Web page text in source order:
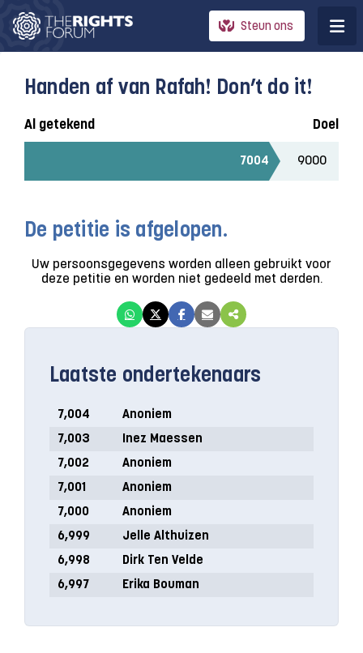
Steun ons
Handen af van Rafah! Don’t do it!
Al getekend Doel
7004
De petitie is afgelopen.
Uw persoonsgegevens worden alleen gebruikt voor
deze petitie en worden niet gedeeld met derden.
Laatste ondertekenaars
7,004
Anoniem
7,003
Inez Maessen
7,002
Anoniem
7,001
Anoniem
7,000
Anoniem
6,999
Jelle Althuizen
6,998
Dirk Ten Velde
6,997
Erika Bouman